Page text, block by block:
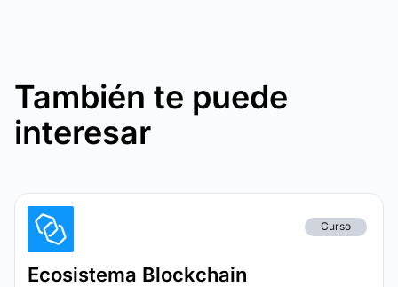
También te puede
interesar
Curso
Ecosistema Blockchain